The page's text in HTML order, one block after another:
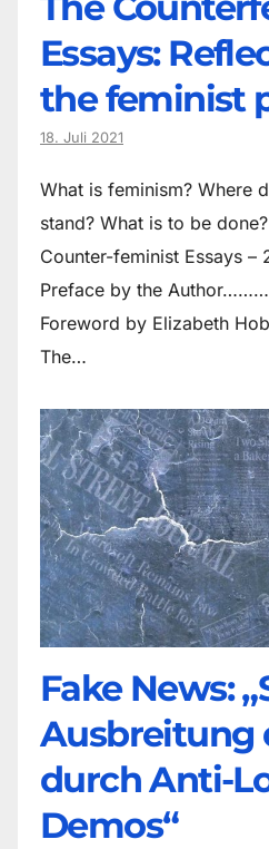
Essays:
the feminist
18. Juli 2021
What is feminism? Where
stand? What is to be
Counter-feminist Essays –
Preface by the
Foreword by Elizabeth
The…
Fake News:
Ausbreitung
durch Anti-
Demos“